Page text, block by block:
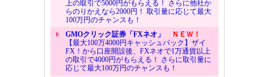
上の取引で5000円がもらえる！ さらに他社か
らのりかえなら2000円！ 取引量に応じて最大
100万円のチャンスも！
GMOクリック証券「FXネオ」
ＮＥＷ！
【最大100万4000円キャッシュバック】ザイ
FX！から口座開設後、FXネオで1万通貨以上
の取引で4000円がもらえる！ さらに取引量に
応じて最大100万円のチャンスも！